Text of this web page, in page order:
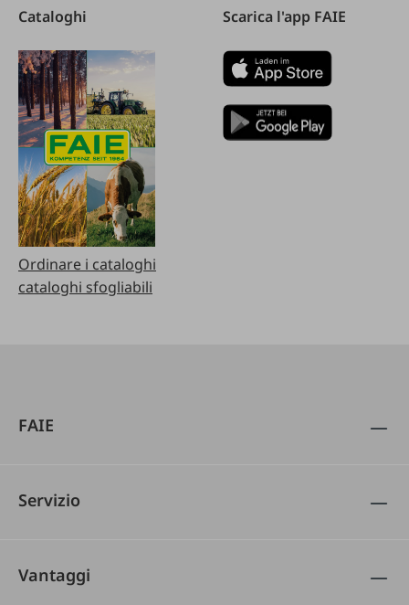
Cataloghi
Ordinare i cataloghi
cataloghi sfogliabili
Scarica l'app FAIE
FAIE
Servizio
Vantaggi